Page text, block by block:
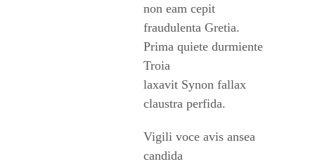
non eam cepit
fraudulenta Gretia.
Prima quiete durmiente
Troia
laxavit Synon fallax
claustra perfida.
Vigili voce avis ansea
candida